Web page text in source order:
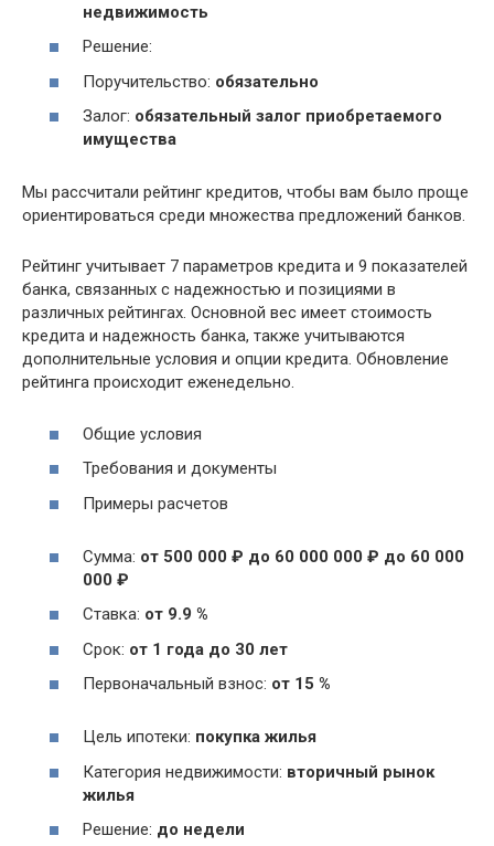
недвижимость
Решение:
Поручительство: обязательно
Залог: обязательный залог приобретаемого
имущества
Мы рассчитали рейтинг кредитов, чтобы вам было проще
ориентироваться среди множества предложений банков.
Рейтинг учитывает 7 параметров кредита и 9 показателей
банка, связанных с надежностью и позициями в
различных рейтингах. Основной вес имеет стоимость
кредита и надежность банка, также учитываются
дополнительные условия и опции кредита. Обновление
рейтинга происходит еженедельно.
Общие условия
Требования и документы
Примеры расчетов
Сумма: от 500 000 ₽ до 60 000 000 ₽ до 60 000
000 ₽
Ставка: от 9.9 %
Срок: от 1 года до 30 лет
Первоначальный взнос: от 15 %
Цель ипотеки: покупка жилья
Категория недвижимости: вторичный рынок
жилья
Решение: до недели